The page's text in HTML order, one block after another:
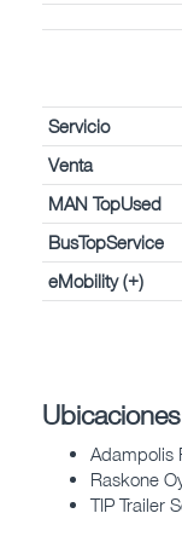
Servicio
Venta
MAN TopUsed
BusTopService
eMobility (+)
Adampolis
Raskone
TIP Trailer